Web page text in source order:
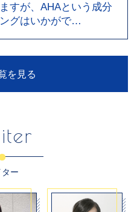
すが、AHAという成分
グはいかがで…
を見る
ター